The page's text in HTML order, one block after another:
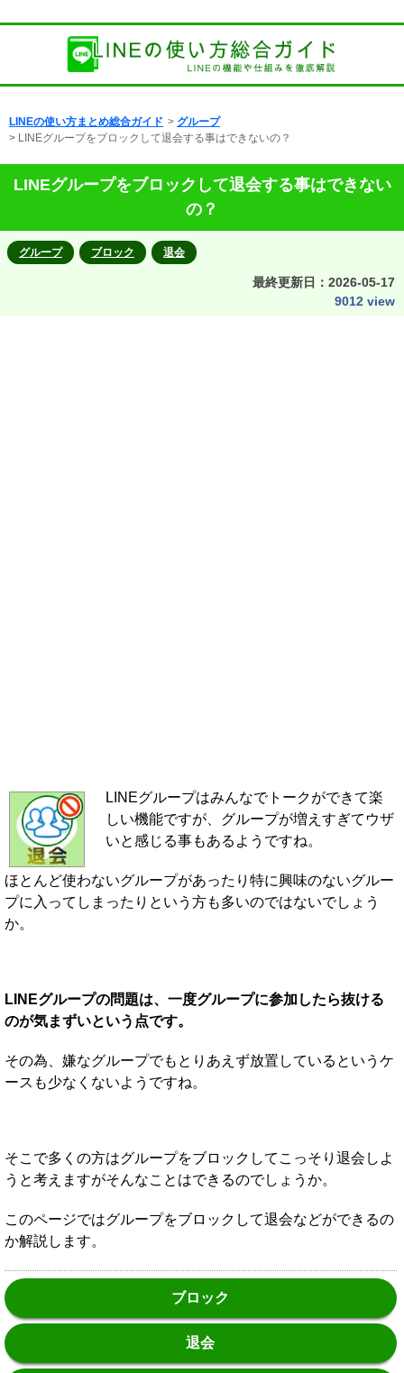
LINEの使い方まとめ総合ガイド > グループ
> LINEグループをブロックして退会する事はできないの？
LINEグループをブロックして退会する事はできない
の？
グループ ブロック 退会
最終更新日： 2026-05-17
9012 view
LINEグループはみんなでトークができて楽
しい機能ですが、グループが増えすぎてウザ
いと感じる事もあるようですね。
ほとんど使わないグループがあったり特に興味のないグルー
プに入ってしまったりという方も多いのではないでしょう
か。
LINEグループの問題は、一度グループに参加したら抜ける
のが気まずいという点です。
その為、嫌なグループでもとりあえず放置しているというケ
ースも少なくないようですね。
そこで多くの方はグループをブロックしてこっそり退会しよ
うと考えますがそんなことはできるのでしょうか。
このページではグループをブロックして退会などができるの
か解説します。
ブロック
退会